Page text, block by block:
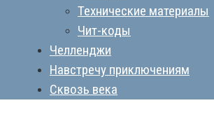
Технические материалы
Чит-коды
Челленджи
Навстречу приключениям
Сквозь века